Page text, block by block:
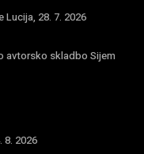
Lucija, 28. 7. 2026
avtorsko skladbo Sijem
8. 2026